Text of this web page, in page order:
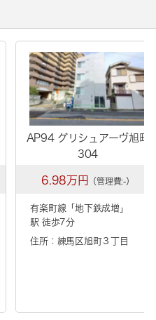
AP94 グリシュアーヴ旭町
304
6.98万円 （管理費:-）
有楽町線「地下鉄成増 」
駅 徒歩7分
住所：練馬区旭町３丁目